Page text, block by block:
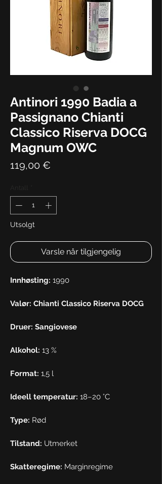
Antinori 1990 Badia a
Passignano Chianti
Classico Riserva DOCG
Magnum OWC
119,00 €
Utsolgt
Varsle når tilgjengelig
Innhøsting: 1990
Valør: Chianti Classico Riserva DOCG
Druer: Sangiovese
Alkohol: 13 %
Format: 1,5 l
Ideell temperatur: 18–20 °C
Type: Rød
Tilstand: Utmerket
Skatteregime: Marginregime